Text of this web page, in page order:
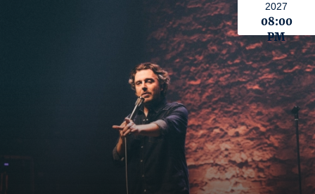
2027
08:00
PM